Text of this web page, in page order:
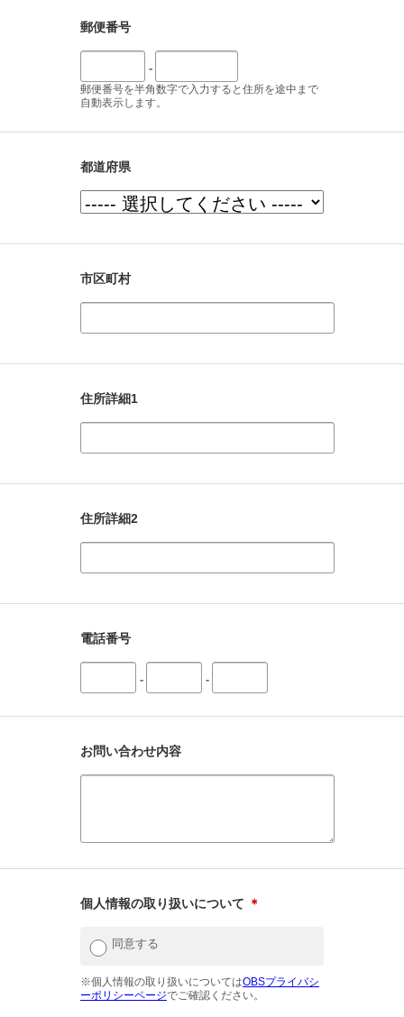
郵便番号
-
郵便番号を半角数字で入力すると住所を途中まで
自動表示します。
都道府県
市区町村
住所詳細1
住所詳細2
電話番号
- -
お問い合わせ内容
個人情報の取り扱いについて ＊
同意する
※個人情報の取り扱いについてはOBSプライバシ
ーポリシーページでご確認ください。